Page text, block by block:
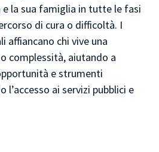
la sua famiglia in tutte le fasi
di cura o difficoltà. I
affiancano chi vive una
complessità, aiutando a
e strumenti
l’accesso ai servizi pubblici e